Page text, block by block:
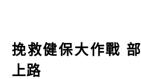
挽救健保大作戰
上路